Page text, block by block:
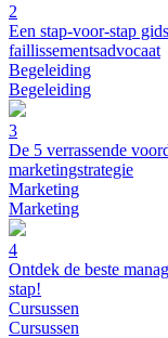
2
Een stap-voor-stap
faillissementsadvocaat
Begeleiding
Begeleiding
3
De 5 verrassende
marketingstrategie
Marketing
Marketing
4
Ontdek de beste
stap!
Cursussen
Cursussen